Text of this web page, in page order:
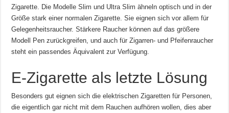
Zigarette. Die Modelle Slim und Ultra Slim ähneln optisch und in der
Größe stark einer normalen Zigarette. Sie eignen sich vor allem für
Gelegenheitsraucher. Stärkere Raucher können auf das größere
Modell Pen zurückgreifen, und auch für Zigarren- und Pfeifenraucher
steht ein passendes Äquivalent zur Verfügung.
E-Zigarette als letzte Lösung
Besonders gut eignen sich die elektrischen Zigaretten für Personen,
die eigentlich gar nicht mit dem Rauchen aufhören wollen, dies aber